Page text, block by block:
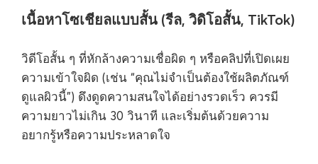
เนื้อหาโซเชียลแบบสั้น (รีล, วิดิโอสั้น, TikTok)
วิดีโอสั้น ๆ ที่หักล้างความเชื่อผิด ๆ หรือคลิปที่เปิดเผย
ความเข้าใจผิด (เช่น “คุณไม่จำเป็นต้องใช้ผลิตภัณฑ์
ดูแลผิวนี้”) ดึงดูดความสนใจได้อย่างรวดเร็ว ควรมี
ความยาวไม่เกิน 30 วินาที และเริ่มต้นด้วยความ
อยากรู้หรือความประหลาดใจ